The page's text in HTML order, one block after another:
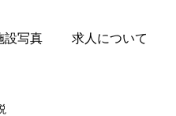
設写真 求人について